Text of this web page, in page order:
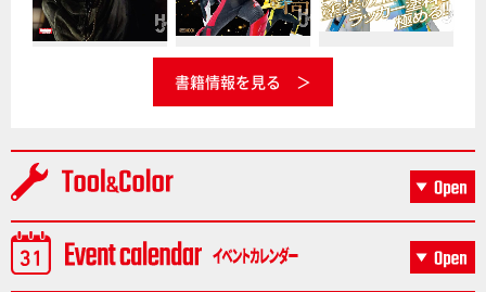
書籍情報を見る